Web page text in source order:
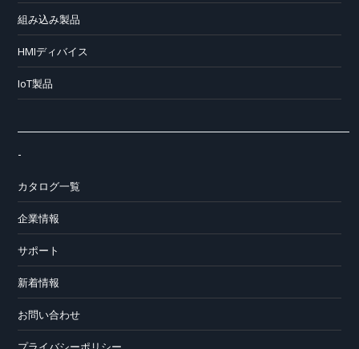
組み込み製品
HMIディバイス
IoT製品
-
カタログ一覧
企業情報
サポート
新着情報
お問い合わせ